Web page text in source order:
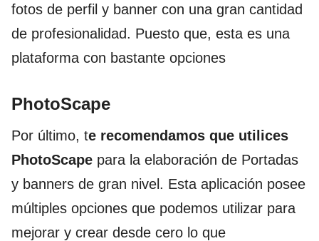
fotos de perfil y banner con una gran cantidad
de profesionalidad. Puesto que, esta es una
plataforma con bastante opciones
PhotoScape
Por último, te recomendamos que utilices
PhotoScape para la elaboración de Portadas
y banners de gran nivel. Esta aplicación posee
múltiples opciones que podemos utilizar para
mejorar y crear desde cero lo que